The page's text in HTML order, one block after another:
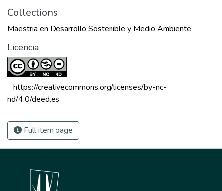
Collections
Maestria en Desarrollo Sostenible y Medio Ambiente
Licencia
https://creativecommons.org/licenses/by-nc-
nd/4.0/deed.es
Full item page